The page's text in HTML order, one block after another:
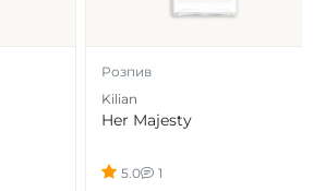
Розпив
Kilian
Her Majesty
5.0 1